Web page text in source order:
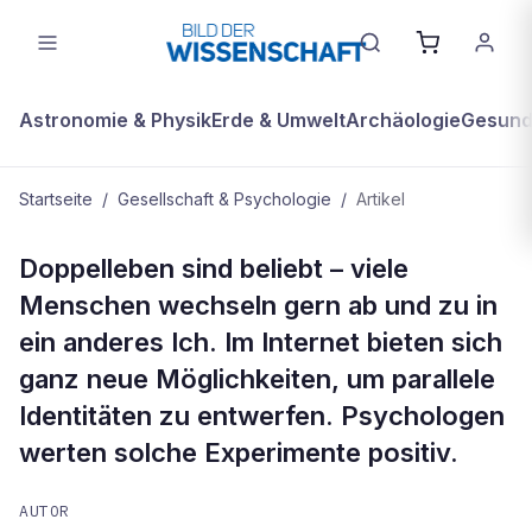
Astronomie & PhysikErde & UmweltArchäologie
Startseite / Gesellschaft & Psychologie / Artikel
Der Reiz der geheimen Existenz
Doppelleben sind beliebt – viele
Menschen wechseln gern ab und zu in
ein anderes Ich. Im Internet bieten sich
ganz neue Möglichkeiten, um parallele
Identitäten zu entwerfen. Psychologen
werten solche Experimente positiv.
AUTOR